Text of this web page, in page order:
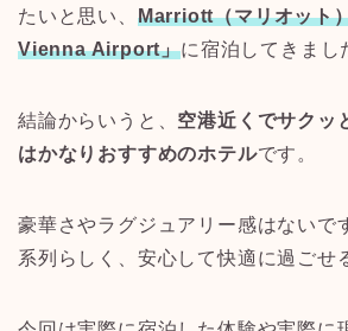
たいと思い、 Marriott（マリオット
Vienna Airport」に宿泊してきまし
結論からいうと、 空港近くでサクッ
はかなりおすすめのホテルです。
豪華さやラグジュアリー感はないで
系列らしく、安心して快適に過ごせ